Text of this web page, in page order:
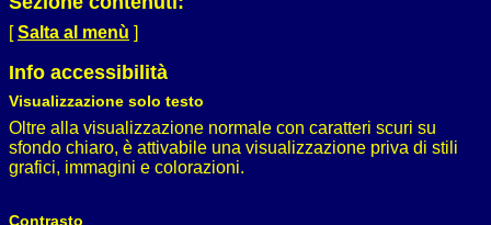
[Salta al menù ]
Info accessibilità
Visualizzazione solo testo
Oltre alla visualizzazione normale con caratteri scuri su
sfondo chiaro, è attivabile una visualizzazione priva di stili
grafici, immagini e colorazioni.
Contrasto